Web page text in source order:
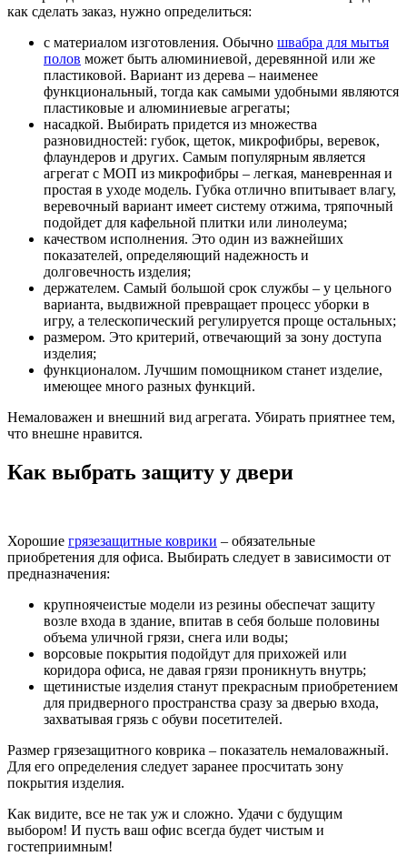
как сделать заказ, нужно определиться:
с материалом изготовления. Обычно швабра для мытья
полов может быть алюминиевой, деревянной или же
пластиковой. Вариант из дерева – наименее
функциональный, тогда как самыми удобными являются
пластиковые и алюминиевые агрегаты;
насадкой. Выбирать придется из множества
разновидностей: губок, щеток, микрофибры, веревок,
флаундеров и других. Самым популярным является
агрегат с МОП из микрофибры – легкая, маневренная и
простая в уходе модель. Губка отлично впитывает влагу,
веревочный вариант имеет систему отжима, тряпочный
подойдет для кафельной плитки или линолеума;
качеством исполнения. Это один из важнейших
показателей, определяющий надежность и
долговечность изделия;
держателем. Самый большой срок службы – у цельного
варианта, выдвижной превращает процесс уборки в
игру, а телескопический регулируется проще остальных;
размером. Это критерий, отвечающий за зону доступа
изделия;
функционалом. Лучшим помощником станет изделие,
имеющее много разных функций.
Немаловажен и внешний вид агрегата. Убирать приятнее тем,
что внешне нравится.
Как выбрать защиту у двери
Хорошие грязезащитные коврики – обязательные
приобретения для офиса. Выбирать следует в зависимости от
предназначения:
крупноячеистые модели из резины обеспечат защиту
возле входа в здание, впитав в себя больше половины
объема уличной грязи, снега или воды;
ворсовые покрытия подойдут для прихожей или
коридора офиса, не давая грязи проникнуть внутрь;
щетинистые изделия станут прекрасным приобретением
для придверного пространства сразу за дверью входа,
захватывая грязь с обуви посетителей.
Размер грязезащитного коврика – показатель немаловажный.
Для его определения следует заранее просчитать зону
покрытия изделия.
Как видите, все не так уж и сложно. Удачи с будущим
выбором! И пусть ваш офис всегда будет чистым и
гостеприимным!